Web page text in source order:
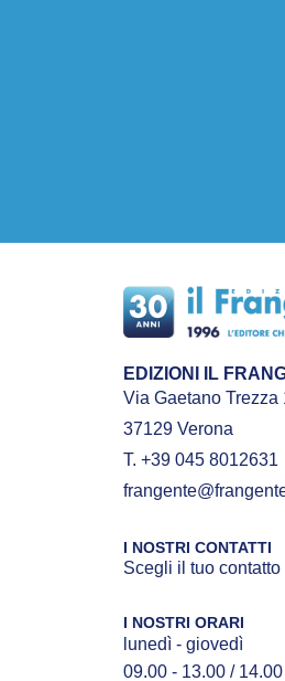
EDIZIONI IL
Via Gaetano Trezza
37129 Verona
T. +39 045 8012631
I NOSTRI CONTATTI
Scegli il tuo contatto
I NOSTRI ORARI
lunedì - giovedì
09.00 - 13.00 /